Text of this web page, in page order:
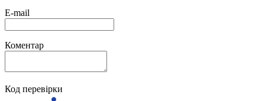
E-mail
Коментар
Код перевірки